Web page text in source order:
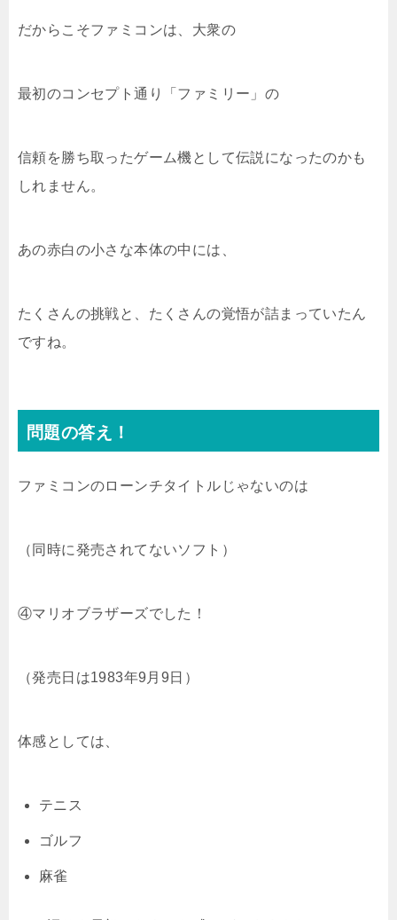
だからこそファミコンは、大衆の
最初のコンセプト通り「ファミリー」の
信頼を勝ち取ったゲーム機として伝説になったのかも
しれません。
あの赤白の小さな本体の中には、
たくさんの挑戦と、たくさんの覚悟が詰まっていたん
ですね。
問題の答え！
ファミコンのローンチタイトルじゃないのは
（同時に発売されてないソフト）
④マリオブラザーズでした！
（発売日は1983年9月9日）
体感としては、
テニス
ゴルフ
麻雀